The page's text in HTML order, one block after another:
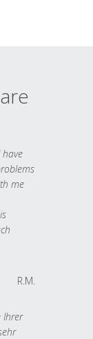
have
me
R.M.
Ihrer